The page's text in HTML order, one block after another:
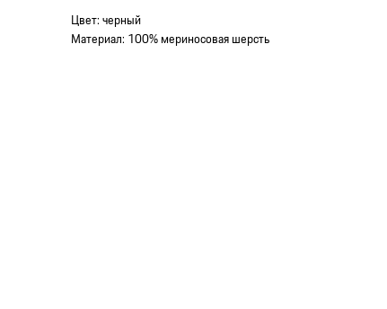
Цвет: черный
Материал: 100% мериносовая шерсть